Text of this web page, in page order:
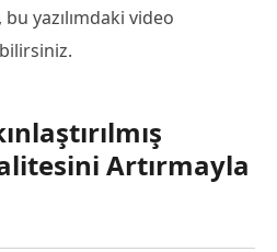
yazılımdaki video
Artırmayla